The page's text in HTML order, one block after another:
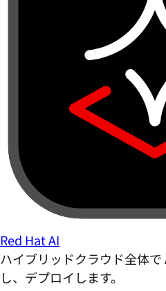
Red Hat AI
ハイブリッドクラウド全体
し、デプロイします。